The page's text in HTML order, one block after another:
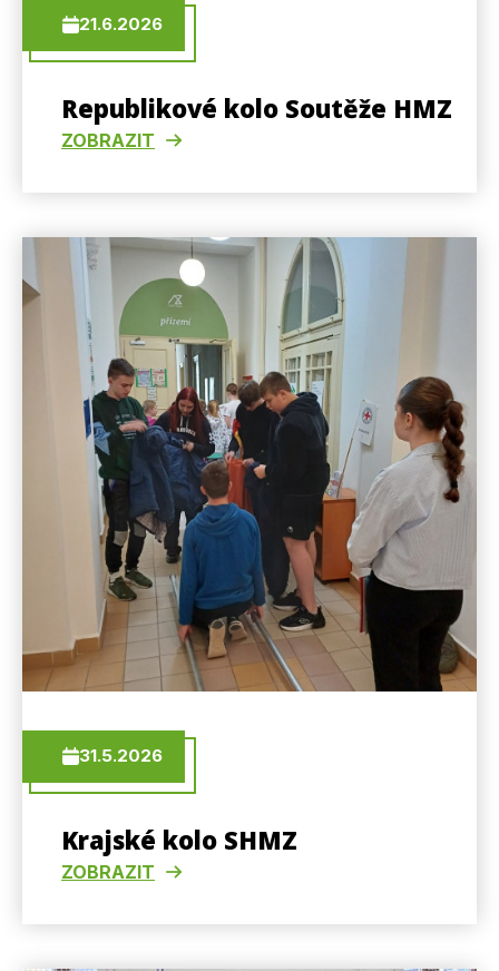
21.6.2026
Republikové kolo Soutěže HMZ
ZOBRAZIT
31.5.2026
Krajské kolo SHMZ
ZOBRAZIT